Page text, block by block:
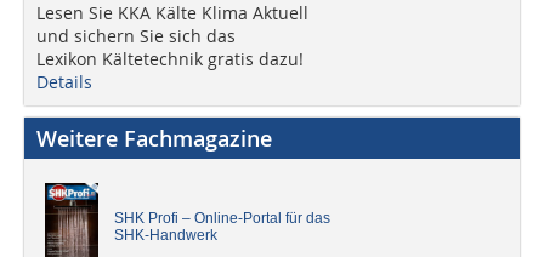
Lesen Sie KKA Kälte Klima Aktuell
und sichern Sie sich das
Lexikon Kältetechnik gratis dazu!
Details
Weitere Fachmagazine
SHK Profi – Online-Portal für das
SHK-Handwerk